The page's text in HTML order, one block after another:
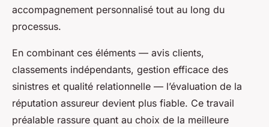
accompagnement personnalisé tout au long du
processus.
En combinant ces éléments — avis clients,
classements indépendants, gestion efficace des
sinistres et qualité relationnelle — l’évaluation de la
réputation assureur devient plus fiable. Ce travail
préalable rassure quant au choix de la meilleure